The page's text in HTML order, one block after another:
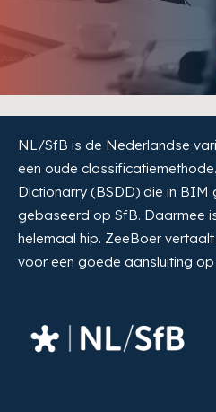
NL/SfB is de Nederlandse
een oude
Dictionarry (BSDD) die in BIM
gebaseerd op SfB. Daarmee
helemaal hip. ZeeBoer
voor een goede aansluiting